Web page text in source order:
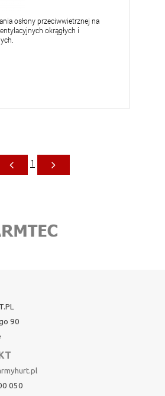
osłony przeciwwietrznej na
okrągłych i
1
90
050